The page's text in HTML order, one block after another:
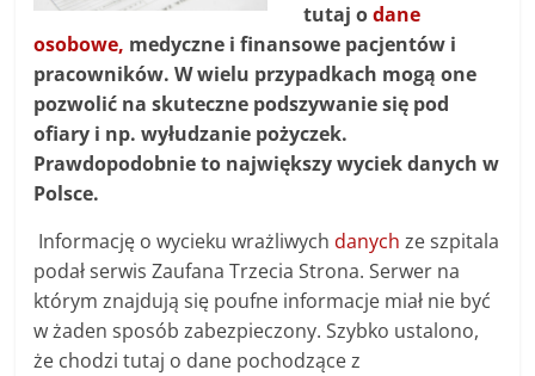
tutaj odane
osobowe, medyczne i finansowe pacjentów i
pracowników. W wielu przypadkach mogą one
pozwolić na skuteczne podszywanie się pod
ofiary i np. wyłudzanie pożyczek.
Prawdopodobnie to największy wyciek danych w
Polsce.
Informację o wycieku wrażliwych danych ze szpitala
podał serwis Zaufana Trzecia Strona. Serwer na
którym znajdują się poufne informacje miał nie być
w żaden sposób zabezpieczony. Szybko ustalono,
że chodzi tutaj o dane pochodzące z